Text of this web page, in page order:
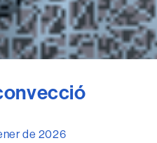
de 2026